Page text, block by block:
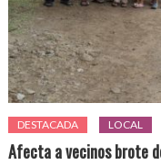
DESTACADA LOCAL
Afecta a vecinos brote